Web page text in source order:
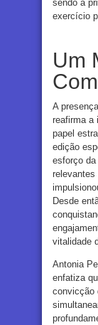
sendo a
exercício
Um
A
reafirma a
papel
edição
esforço
Desde
vitalidade
Antonia
enfatiza
convicção